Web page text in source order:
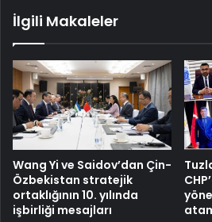
İlgili Makaleler
Wang Yi ve Saidov’dan Çin-
Özbekistan stratejik
ortaklığının 10. yılında
işbirliği mesajları